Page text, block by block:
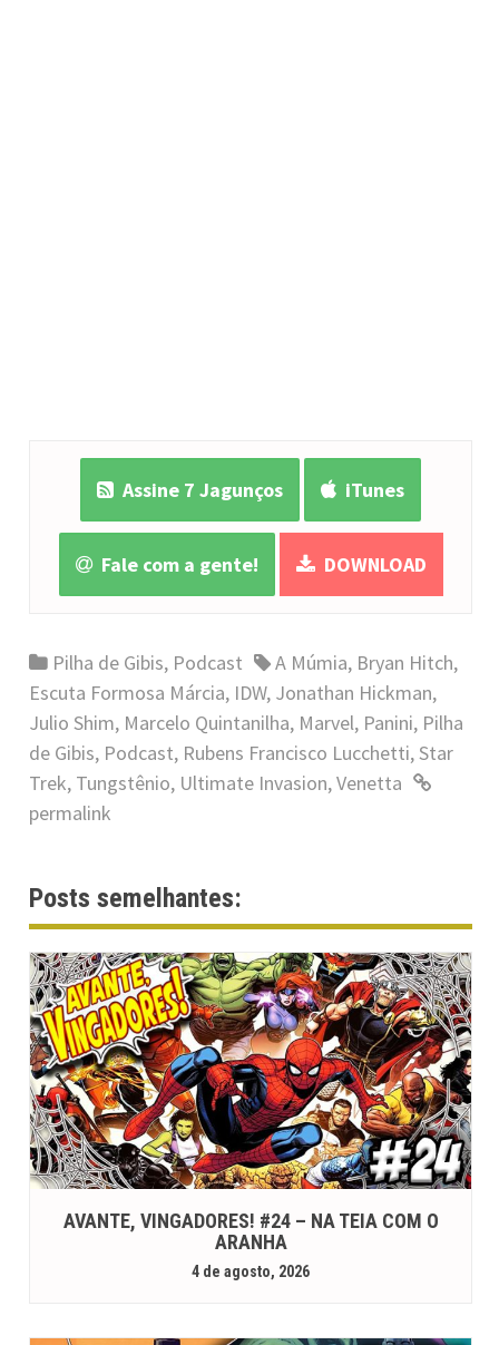
Assine 7 Jagunços iTunes
Fale com a gente! DOWNLOAD
Pilha de Gibis, Podcast A Múmia, Bryan Hitch,
Escuta Formosa Márcia, IDW, Jonathan Hickman,
Julio Shim, Marcelo Quintanilha, Marvel, Panini, Pilha
de Gibis, Podcast, Rubens Francisco Lucchetti,Star
Trek, Tungstênio, Ultimate Invasion,Venetta
permalink
Posts semelhantes:
AVANTE, VINGADORES! #24 – NA TEIA COM O
ARANHA
4 de agosto, 2026